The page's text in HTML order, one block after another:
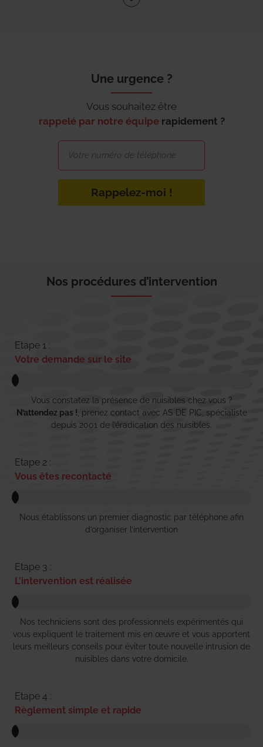
Une urgence ?
Vous souhaitez être
rappelé par notre équipe rapidement ?
Rappelez-moi !
Nos procédures d’intervention
Etape 1 :
Votre demande sur le site
Vous constatez la présence de nuisibles chez vous ?
N’attendez pas ! , prenez contact avec AS DE PIC, spécialiste
depuis 2001 de l’éradication des nuisibles.
Etape 2 :
Vous êtes recontacté
Nous établissons un premier diagnostic par téléphone afin
d’organiser l’intervention
Etape 3 :
L'intervention est réalisée
Nos techniciens sont des professionnels expérimentés qui
vous expliquent le traitement mis en œuvre et vous apportent
leurs meilleurs conseils pour éviter toute nouvelle intrusion de
nuisibles dans votre domicile.
Etape 4 :
Règlement simple et rapide